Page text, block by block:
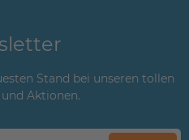
Stand bei unseren tollen
Aktionen.